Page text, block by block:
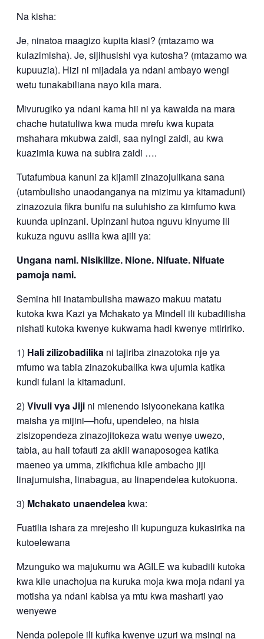
Na kisha:
Je, ninatoa maagizo kupita kiasi? (mtazamo wa
kulazimisha). Je, sijihusishi vya kutosha? (mtazamo wa
kupuuzia). Hizi ni mijadala ya ndani ambayo wengi
wetu tunakabiliana nayo kila mara.
Mivurugiko ya ndani kama hii ni ya kawaida na mara
chache hutatuliwa kwa muda mrefu kwa kupata
mshahara mkubwa zaidi, saa nyingi zaidi, au kwa
kuazimia kuwa na subira zaidi ….
Tutafumbua kanuni za kijamii zinazojulikana sana
(utambulisho unaodanganya na mizimu ya kitamaduni)
zinazozuia fikra bunifu na suluhisho za kimfumo kwa
kuunda upinzani. Upinzani hutoa nguvu kinyume ili
kukuza nguvu asilia kwa ajili ya:
Ungana nami. Nisikilize. Nione. Nifuate. Nifuate
pamoja nami.
Semina hii inatambulisha mawazo makuu matatu
kutoka kwa Kazi ya Mchakato ya Mindell ili kubadilisha
nishati kutoka kwenye kukwama hadi kwenye mtiririko.
1) Hali zilizobadilika ni tajiriba zinazotoka nje ya
mfumo wa tabia zinazokubalika kwa ujumla katika
kundi fulani la kitamaduni.
2) Vivuli vya Jiji ni mienendo isiyoonekana katika
maisha ya mijini—hofu, upendeleo, na hisia
zisizopendeza zinazojitokeza watu wenye uwezo,
tabia, au hali tofauti za akili wanaposogea katika
maeneo ya umma, zikifichua kile ambacho jiji
linajumuisha, linabagua, au linapendelea kutokuona.
3) Mchakato unaendelea kwa:
Fuatilia ishara za mrejesho ili kupunguza kukasirika na
kutoelewana
Mzunguko wa majukumu wa AGILE wa kubadili kutoka
kwa kile unachojua na kuruka moja kwa moja ndani ya
motisha ya ndani kabisa ya mtu kwa masharti yao
wenyewe
Nenda polepole ili kufika kwenye uzuri wa msingi na